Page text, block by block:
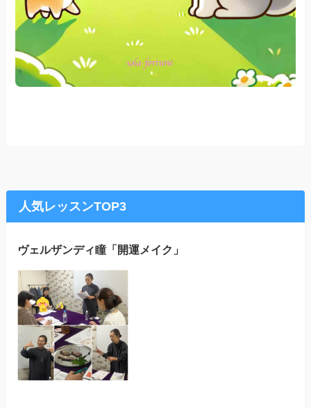
人気レッスンTOP3
ヴェルザンディ瞳「開運メイク」